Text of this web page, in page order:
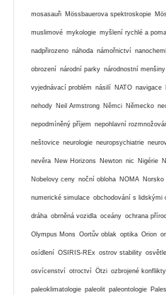
mosasauři Mössbauerova spektroskopie
muslimové mykologie myšlení rychlé a
nadpřirozeno náhoda námořnictví
obrození národní parky národnostní menšiny
vyjednávací problém násilí NATO navigace
nehody Neil Armstrong Němci Německo
nepodmíněný příjem nepohlavní
neštovice neurologie neuropsychiatrie
nevěra New Horizons Newton nic Nigérie
Nobelovy ceny noční obloha NOMA Norsko
numerické simulace obchodování s lidskými
dráha obrněná vozidla oceány ochrana
Olympus Mons Oortův oblak optika Orion
osídlení OSIRIS-REx ostrov stability
osvícenství otroctví Ötzi ozbrojené konflikty
paleoklimatologie paleolit paleontologie